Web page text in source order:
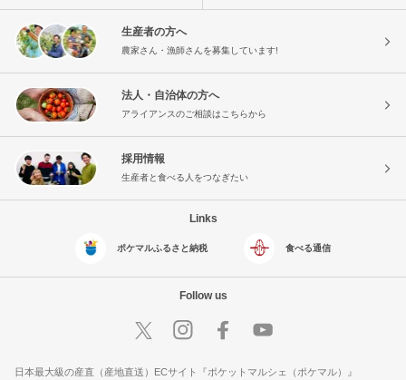
生産者の方へ
農家さん・漁師さんを募集しています!
法人・自治体の方へ
アライアンスのご相談はこちらから
採用情報
生産者と食べる人をつなぎたい
Links
ポケマルふるさと納税 食べる通信
Follow us
日本最大級の産直（産地直送）ECサイト『ポケットマルシェ（ポケマル）』